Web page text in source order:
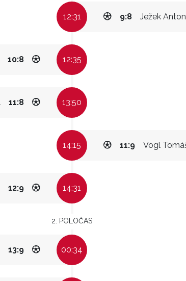
12:31 Ježek
9:8
10:8 12:35
11:8 13:50
14:15 Vogl
11:9
12:9 14:31
2. POLOČAS
13:9 00:34